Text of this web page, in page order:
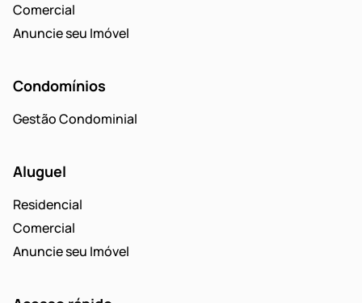
Comercial
Anuncie seu Imóvel
Condomínios
Gestão Condominial
Aluguel
Residencial
Comercial
Anuncie seu Imóvel